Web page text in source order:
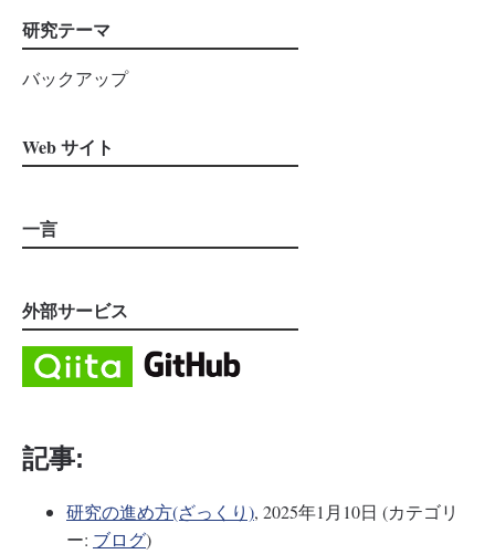
研究テーマ
バックアップ
Web サイト
一言
外部サービス
記事:
研究の進め方(ざっくり), 2025年1月10日 (カテゴリ
ー: ブログ)